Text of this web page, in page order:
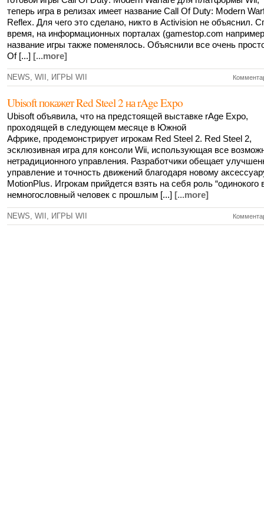
теперь игра в релизах имеет название Call Of Duty: Modern
Reflex. Для чего это сделано, никто в Activision не объяснил.
время, на информационных порталах (gamestop.com
название игры также поменялось. Объяснили все очень
Of [...] [...more]
NEWS, WII , ИГРЫ WII
Ubisoft покажет Red Steel 2 на rAge Expo
Ubisoft объявила, что на предстоящей выставке rAge Expo,
проходящей в следующем месяце в Южной
Африке, продемонстрирует игрокам Red Steel 2. Red Steel 2,
эсклюзивная игра для консоли Wii, использующая все
нетрадиционного управления. Разработчики обещает
управление и точность движений благодаря новому
MotionPlus. Игрокам прийдется взять на себя роль “одинокого
немногословный человек с прошлым [...] [...more]
NEWS, WII , ИГРЫ WII